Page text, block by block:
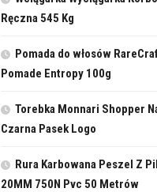
Ręczna 545 Kg
Pomada do włosów
Pomade Entropy 100g
Torebka Monnari Shopper
Czarna Pasek Logo
Rura Karbowana Peszel Z
20MM 750N Pvc 50 Metrów